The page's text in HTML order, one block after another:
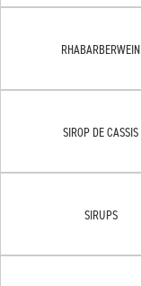
RHABARBERWEIN
SIROP DE CASSIS
SIRUPS